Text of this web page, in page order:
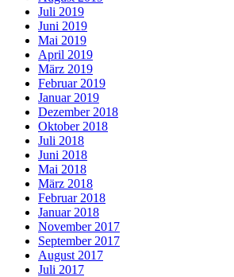
Juli 2019
Juni 2019
Mai 2019
April 2019
März 2019
Februar 2019
Januar 2019
Dezember 2018
Oktober 2018
Juli 2018
Juni 2018
Mai 2018
März 2018
Februar 2018
Januar 2018
November 2017
September 2017
August 2017
Juli 2017